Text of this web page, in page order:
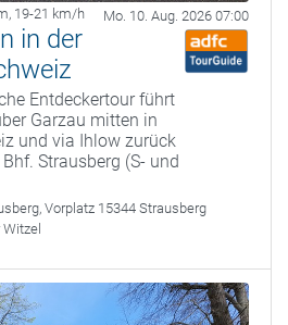
, 19-21 km/h Mo. 10. Aug. 2026 07:00
in der
Entdeckertour führt
Garzau mitten in
und via Ihlow zurück
Strausberg (S- und
Vorplatz 15344 Strausberg
Witzel